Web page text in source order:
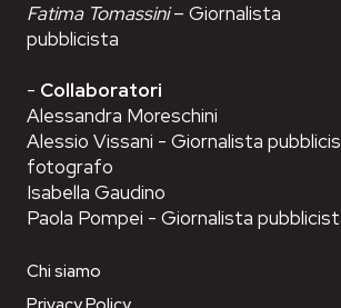
Fatima Tomassini– Giornalista
pubblicista
- Collaboratori
Alessandra Moreschini
Alessio Vissani - Giornalista
fotografo
Isabella Gaudino
Paola Pompei - Giornalista
Chi siamo